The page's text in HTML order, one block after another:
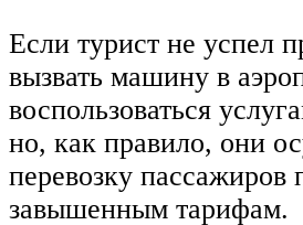
Если турист не успел
вызвать машину в
воспользоваться
но, как правило, они
перевозку пассажиров
завышенным тарифам.